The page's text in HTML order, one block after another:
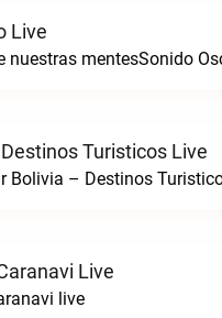
Live
nuestras mentesSonido
Turisticos Live
Bolivia – Destinos
Live
live